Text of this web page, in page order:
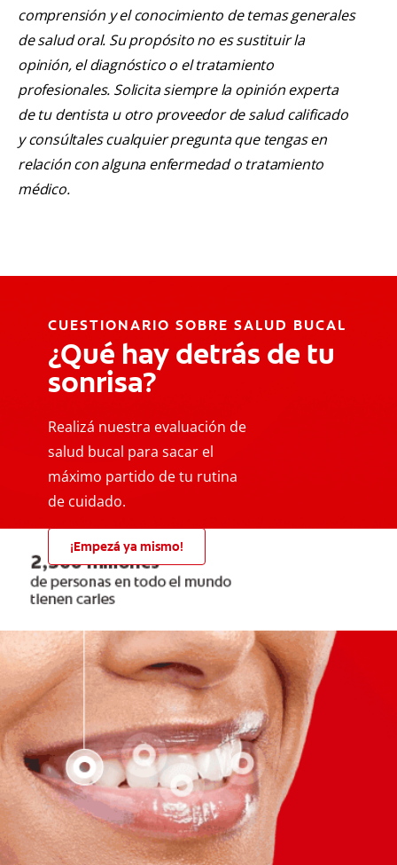
comprensión y el conocimiento de temas generales
de salud oral. Su propósito no es sustituir la
opinión, el diagnóstico o el tratamiento
profesionales. Solicita siempre la opinión experta
de tu dentista u otro proveedor de salud calificado
y consúltales cualquier pregunta que tengas en
relación con alguna enfermedad o tratamiento
médico.
CUESTIONARIO SOBRE SALUD BUCAL
¿Qué hay detrás de tu
sonrisa?
Realizá nuestra evaluación de
salud bucal para sacar el
máximo partido de tu rutina
de cuidado.
¡Empezá ya mismo!